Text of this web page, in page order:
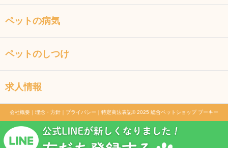
ペットの病気
ペットのしつけ
求人情報
会社概要 ｜ 理念・方針 ｜ プライバシー ｜ 特定商法表記© 2025 総合ペットショップ プーキー